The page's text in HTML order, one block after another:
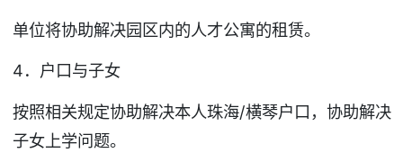
单位将协助解决园区内的人才公寓的租赁。
4．户口与子女
按照相关规定协助解决本人珠海/横琴户口，协助解决
子女上学问题。